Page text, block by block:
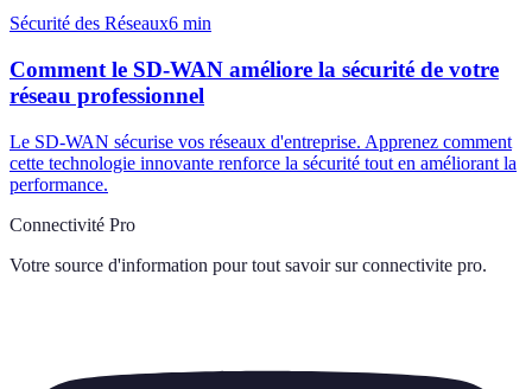
Sécurité des Réseaux6 min
Comment le SD-WAN améliore la sécurité de votre
réseau professionnel
Le SD-WAN sécurise vos réseaux d'entreprise. Apprenez comment
cette technologie innovante renforce la sécurité tout en améliorant la
performance.
Connectivité Pro
Votre source d'information pour tout savoir sur connectivite pro.